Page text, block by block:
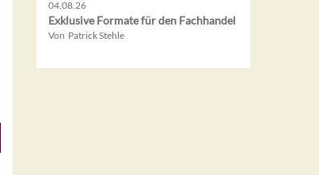
04.08.26
Exklusive Formate für den Fachhandel
Von Patrick Stehle